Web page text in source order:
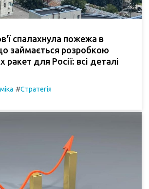
спалахнула пожежа в
займається розробкою
ракет для Росії: всі деталі
#Стратегія